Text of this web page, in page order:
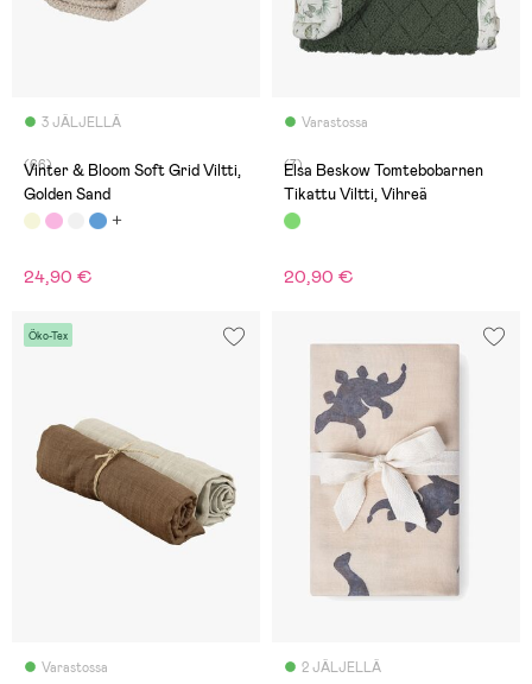
3 JÄLJELLÄ
(66)
Vinter & Bloom Soft Grid Viltti,
Golden Sand
24,90 €
Varastossa
(7)
Elsa Beskow Tomtebobarnen
Tikattu Viltti, Vihreä
20,90 €
Öko-Tex
Varastossa 2 JÄLJELLÄ